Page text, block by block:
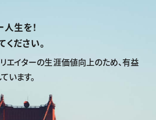
生を！
ださい。
エイターの生涯価値向上のため、有益
います。